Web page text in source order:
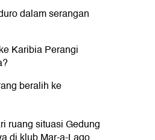
dalam serangan
Karibia Perangi
beralih ke
ruang situasi Gedung